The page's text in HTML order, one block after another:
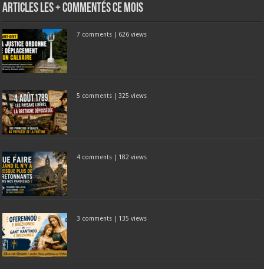
Articles les + commentés ce mois
7 comments 626 views
5 comments 325 views
4 comments 182 views
3 comments 135 views